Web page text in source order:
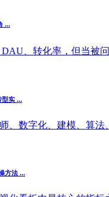
...
、转化率，但当被
型实 ...
、数字化、建模、算
方法 ...